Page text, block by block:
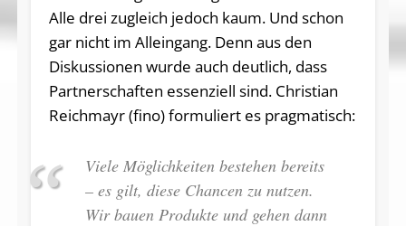
Alle drei zugleich jedoch kaum. Und schon
gar nicht im Alleingang. Denn aus den
Diskussionen wurde auch deutlich, dass
Partnerschaften essenziell sind. Christian
Reichmayr (fino) formuliert es pragmatisch:
Viele Möglichkeiten bestehen bereits
– es gilt, diese Chancen zu nutzen.
Wir bauen Produkte und gehen dann